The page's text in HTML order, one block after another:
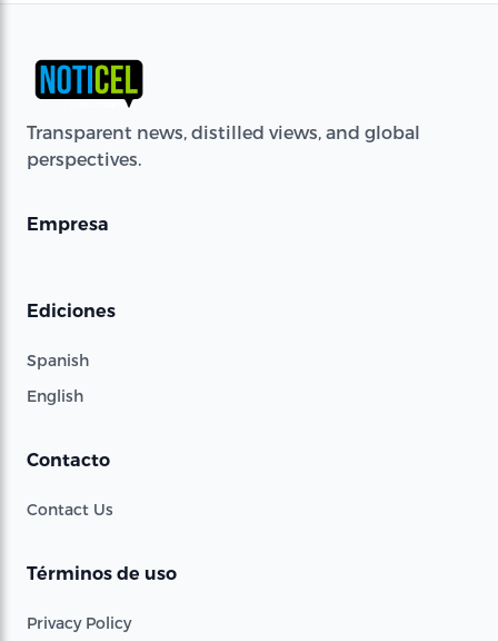
Transparent news, distilled views, and global
perspectives.
Empresa
Ediciones
Spanish
English
Contacto
Contact Us
Términos de uso
Privacy Policy